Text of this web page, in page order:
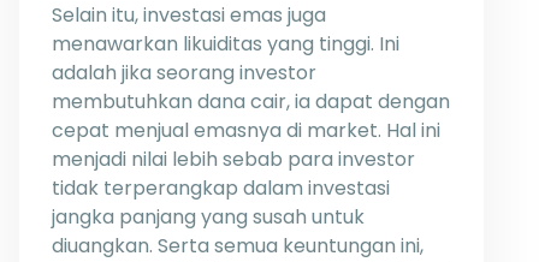
Selain itu, investasi emas juga
menawarkan likuiditas yang tinggi. Ini
adalah jika seorang investor
membutuhkan dana cair, ia dapat dengan
cepat menjual emasnya di market. Hal ini
menjadi nilai lebih sebab para investor
tidak terperangkap dalam investasi
jangka panjang yang susah untuk
diuangkan. Serta semua keuntungan ini,